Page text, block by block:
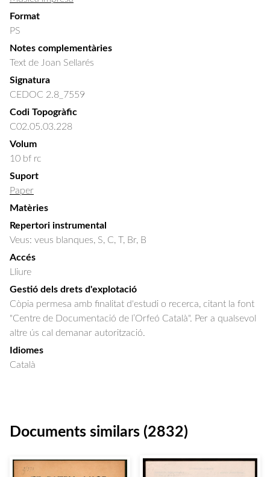
Format
PS
Notes complementàries
Text de Joan Sellarés
Signatura
CEDOC 2.8_7559
Codi Topogràfic
C02.05.03.228
Volum
10 bf rc
Suport
Paper
Matèries
Repertori instrumental
Veus: veus blanques, S, C, T, Br, B
Accés
Lliure
Gestió dels drets d'explotació
Còpia permesa amb finalitat d'estudi o recerca, citant la font
"Centre de Documentació de l’Orfeó Català". Per a qualsevol
altre ús cal demanar autorització.
Idiomes
Català
Documents similars (2832)